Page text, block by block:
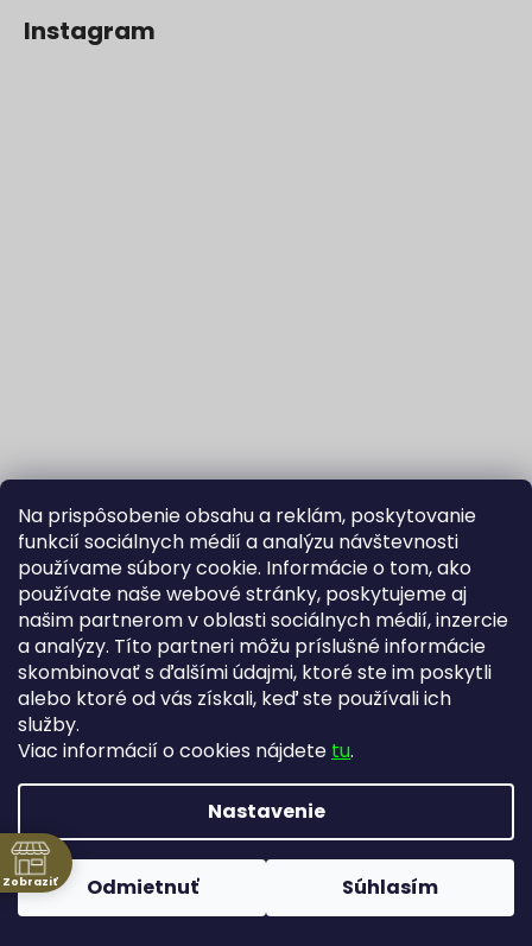
Na prispôsobenie obsahu a reklám, poskytovanie
funkcií sociálnych médií a analýzu návštevnosti
používame súbory cookie. Informácie o tom, ako
používate naše webové stránky, poskytujeme aj
našim partnerom v oblasti sociálnych médií, inzercie
a analýzy. Títo partneri môžu príslušné informácie
skombinovať s ďalšími údajmi, ktoré ste im poskytli
alebo ktoré od vás získali, keď ste používali ich
služby.
Viac informácií o cookies nájdete tu.
Nastavenie
Odmietnuť Súhlasím
Instagram
Sledovať na Instagrame
Fortuna Aurum na Heureka.sk
Copyright 2026Zlatníctvo Žatecký, s.r.o.. Všetky práva
vyhradené.
Upraviť nastavenie cookies
Zobraziť